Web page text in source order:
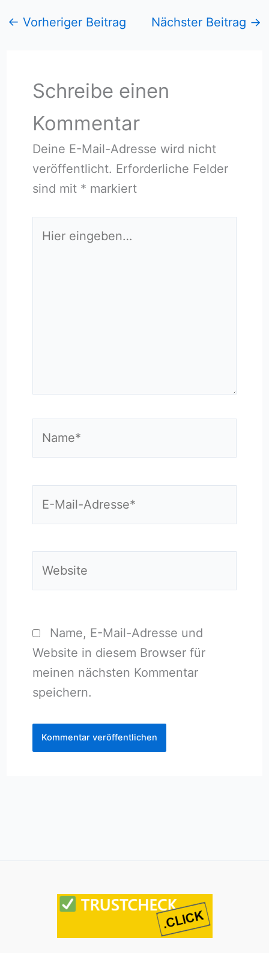
← Vorheriger Beitrag Nächster Beitrag →
Schreibe einen
Kommentar
Deine E-Mail-Adresse wird nicht
veröffentlicht. Erforderliche Felder
sind mit * markiert
eingeben…
Name, E-Mail-Adresse und
Website in diesem Browser für
meinen nächsten Kommentar
speichern.